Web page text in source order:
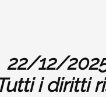
22/12/
i diritti